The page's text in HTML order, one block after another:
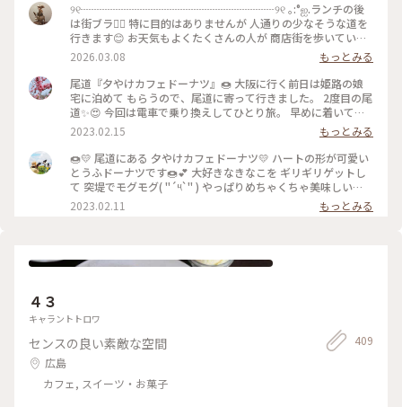
୨୧┈┈┈┈┈┈┈┈┈┈┈┈┈┈┈┈┈┈୨୧ ｡:°ஐ.ランチの後
は街ブラ🚶‍♀️ 特に目的はありませんが 人通りの少なそうな道を
行きます😊 お天気もよくたくさんの人が 商店街を歩いていま
した ※ 途中で見かけた景色を写真におさめていると 乾物屋さ
んの前にはひらひらと たくさんのいかが吊るされています🦑
🦑 こんな景色はなかなかみることができませんね ※ 海沿いの
道では犬のお散歩されている方も🐕 ͗ ͗ ͗ ※ たどりついたのは小さ
なドーナツ屋さん🍩 残念ながら食べたいドーナツは売り切れ
した🍊❣️❁⃘*.ﾟ * * #私のことりっぷ旅#私の旅行記#開運旅 #尾
道#尾道商店街#尾道街ブラ🚶‍♀️ #夕やけカフェドーナツ🍩 #ハッ
サクスカッシュ🍊
2026.03.08
もっとみる
尾道『夕やけカフェドーナツ』🍩 大阪に行く前日は姫路の娘
宅に泊めて もらうので、尾道に寄って行きました。 2度目の尾
道✨😍 今回は電車で乗り換えしてひとり旅。 早めに着いてモ
ーニングがわりのドーナツを♡ 海岸通りは綺麗に整備されて
いて 尾道水道を眺めてドーナツを食べました♬ 夕やけカフェ
ドーナツは 小さくてとてもかわいいお店でした。 おとうふと
国産の安心な素材で作られた ハートの形のドーナツは ふんわ
りと優しい食感と甘さです。 いろいろなフレーバーもあって
散策のお供にぴったりです。 今回は海岸通りもゆっくり散策で
きました。 ・ ・ #ファンタジーの世界 #Myことりっぷ #夕や
#海の見える町 #海の見えるカフェ
2023.02.15
もっとみる
🍩💛 尾道にある 夕やけカフェドーナツ💛 ハートの形が可愛い
とうふドーナツです🍩💕 大好きなきなこを ギリギリゲットし
て 突堤でモグモグ( "´༥`" ) やっぱりめちゃくちゃ美味しい😋
おうちに持って帰った 黒糖とシナモンは レンチンしてから オ
ーブンで焼いてみたら 上にかかってる 黒糖がカリッとして め
#広島
2023.02.11 もっとみる
４３
キャラントトロワ
センスの良い素敵な空間
広島
カフェ, スイーツ・お菓子
409